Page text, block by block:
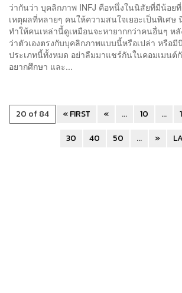
ว่ากันว่า บุคลิกภาพ INFJ คือหนึ่งในนิสัยที่มีน้อย
เหตุผลที่หลายๆ คนให้ความสนใจเยอะเป็นพิเศ
ทำให้คนเหล่านี้ดูเหมือนจะหายากกว่าคนอื่นๆ ห
ว่าตัวเองตรงกับบุคลิกภาพแบบนี้หรือเปล่า หรือ
ประเภทนี้ทั้งหมด อย่าลืมมาแชร์กันในคอมเมน
อยากศึกษา และ...
20 of 84 « FIRST « ... 10 ...
30
40 50 ... »